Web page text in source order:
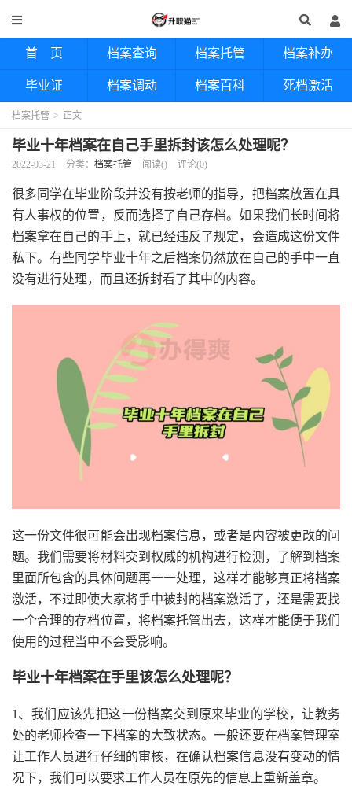
首 页 档案查询 档案托管 档案补办
毕业证 档案调动 档案百科 死档激活
档案托管 > 正文
毕业十年档案在自己手里拆封该怎么处理呢？
2022-03-21 分类： 档案托管 阅读() 评论(0)
很多同学在毕业阶段并没有按老师的指导，把档案放置在具
有人事权的位置，反而选择了自己存档。如果我们长时间将
档案拿在自己的手上，就已经违反了规定，会造成这份文件
私下。有些同学毕业十年之后档案仍然放在自己的手中一直
没有进行处理，而且还拆封看了其中的内容。
这一份文件很可能会出现档案信息，或者是内容被更改的问
题。我们需要将材料交到权威的机构进行检测，了解到档案
里面所包含的具体问题再一一处理，这样才能够真正将档案
激活，不过即使大家将手中被封的档案激活了，还是需要找
一个合理的存档位置，将档案托管出去，这样才能便于我们
使用的过程当中不会受影响。
毕业十年档案在手里该怎么处理呢？
1、我们应该先把这一份档案交到原来毕业的学校，让教务
处的老师检查一下档案的大致状态。一般还要在档案管理室
让工作人员进行仔细的审核，在确认档案信息没有变动的情
况下，我们可以要求工作人员在原先的信息上重新盖章。